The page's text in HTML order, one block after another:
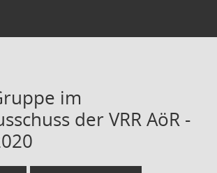
im
der VRR AöR -